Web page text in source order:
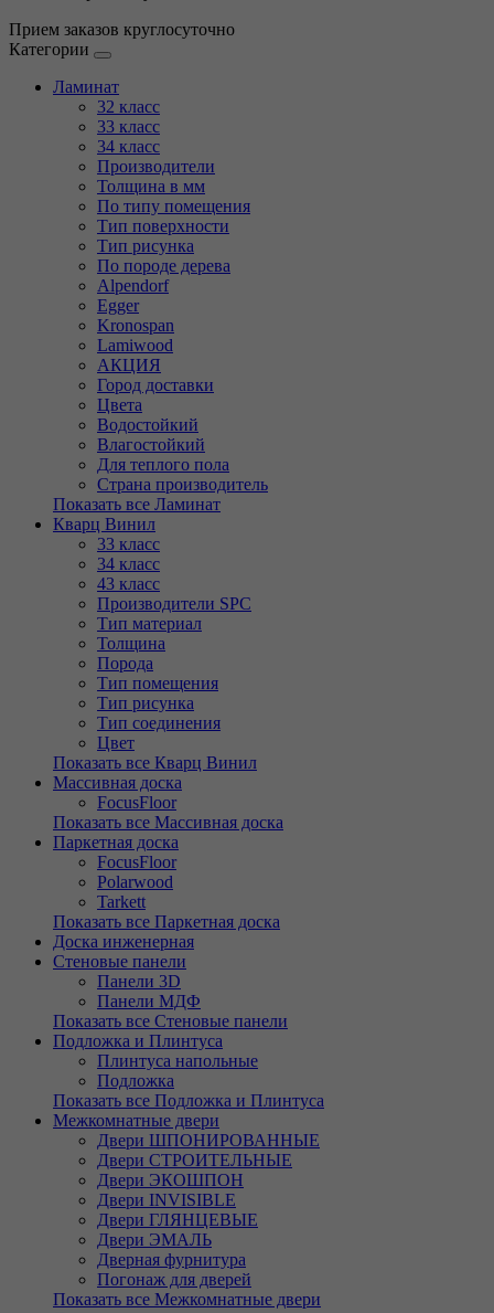
Прием заказов круглосуточно
Категории
Ламинат
32 класс
33 класс
34 класс
Производители
Толщина в мм
По типу помещения
Тип поверхности
Тип рисунка
По породе дерева
Alpendorf
Egger
Kronospan
Lamiwood
АКЦИЯ
Город доставки
Цвета
Водостойкий
Влагостойкий
Для теплого пола
Страна производитель
Показать все Ламинат
Кварц Винил
33 класс
34 класс
43 класс
Производители SPC
Тип материал
Толщина
Порода
Тип помещения
Тип рисунка
Тип соединения
Цвет
Показать все Кварц Винил
Массивная доска
FocusFloor
Показать все Массивная доска
Паркетная доска
FocusFloor
Polarwood
Tarkett
Показать все Паркетная доска
Доска инженерная
Стеновые панели
Панели 3D
Панели МДФ
Показать все Стеновые панели
Подложка и Плинтуса
Плинтуса напольные
Подложка
Показать все Подложка и Плинтуса
Межкомнатные двери
Двери ШПОНИРОВАННЫЕ
Двери СТРОИТЕЛЬНЫЕ
Двери ЭКОШПОН
Двери INVISIBLE
Двери ГЛЯНЦЕВЫЕ
Двери ЭМАЛЬ
Дверная фурнитура
Погонаж для дверей
Показать все Межкомнатные двери